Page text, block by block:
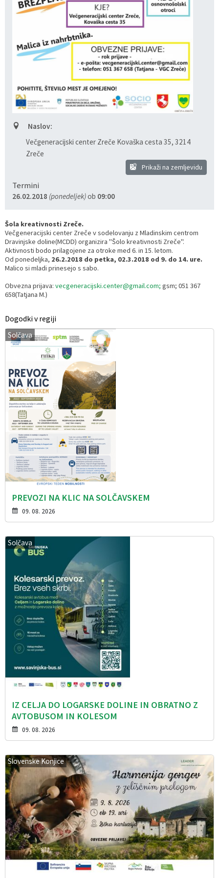
Naslov:
Večgeneracijski center Zreče Kovaška cesta 35, 3214
Zreče
Prikaži na zemljevidu
Termini
26.02.2018 (ponedeljek)ob 09:00
Šola kreativnosti Zreče.
Večgeneracijski center Zreče v sodelovanju z Mladinskim centrom
Dravinjske doline(MCDD) organizira "Šolo kreativnosti Zreče".
Aktivnosti bodo prilagojene za otroke med 6. in 15. letom.
Od ponedeljka, 26.2.2018 do petka, 02.3.2018 od 9. do 14. ure.
Malico si mladi prinesejo s sabo.
Obvezna prijava: vecgeneracijski.center@gmail.com; gsm; 051 367
658(Tatjana M.)
Dogodki v regiji
Solčava
PREVOZI NA KLIC NA SOLČAVSKEM
09. 08. 2026
Solčava
IZ CELJA DO LOGARSKE DOLINE IN OBRATNO Z
AVTOBUSOM IN KOLESOM
09. 08. 2026
Slovenske Konjice
Razvojni programi
Kronologija občine
Fotogalerija
Vizitka
Predstavniki občine v svetih zavodov
Prijave in pobude
Splošni akti občine
Informacije javnega značaja
Lokalne volitve
Varuhov kotiček
Delovni čas zdravnikov
Lokacije defibrilatorjev
Ceniki